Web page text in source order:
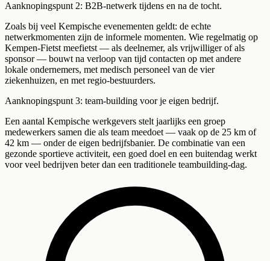
Aanknopingspunt 2: B2B-netwerk tijdens en na de tocht.
Zoals bij veel Kempische evenementen geldt: de echte
netwerkmomenten zijn de informele momenten. Wie regelmatig op
Kempen-Fietst meefietst — als deelnemer, als vrijwilliger of als
sponsor — bouwt na verloop van tijd contacten op met andere
lokale ondernemers, met medisch personeel van de vier
ziekenhuizen, en met regio-bestuurders.
Aanknopingspunt 3: team-building voor je eigen bedrijf.
Een aantal Kempische werkgevers stelt jaarlijks een groep
medewerkers samen die als team meedoet — vaak op de 25 km of
42 km — onder de eigen bedrijfsbanier. De combinatie van een
gezonde sportieve activiteit, een goed doel en een buitendag werkt
voor veel bedrijven beter dan een traditionele teambuilding-dag.